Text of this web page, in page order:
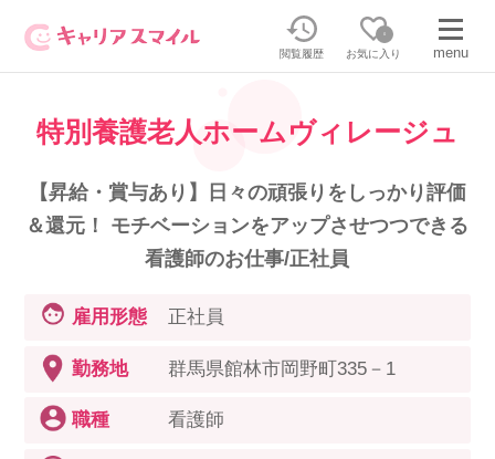
閲覧履歴
0
お気に入り menu
無料相談・お問い合わせはこちら
無料転職相談・お問い合わせの内容を
選択してください
派遣で働く
正社員・パートの求人を探す
介護のリスキリング
キャリアスマイルとは
特別養護老人ホームヴィレージュ
【昇給・賞与あり】日々の頑張りをしっかり評価
＆還元！ モチベーションをアップさせつつできる
看護師のお仕事/正社員
雇用形態 正社員
勤務地 群馬県館林市岡野町335－1
職種 看護師